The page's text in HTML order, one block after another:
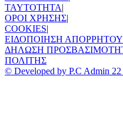
TAYTOTHTA|
ΟΡΟΙ ΧΡΗΣΗΣ|
COOKIES|
ΕΙΔΟΠΟΙΗΣΗ ΑΠΟΡΡΗΤΟΥ
ΔΗΛΩΣΗ
ΠΟΛΙΤΗΣ
© Developed by P.C Admin